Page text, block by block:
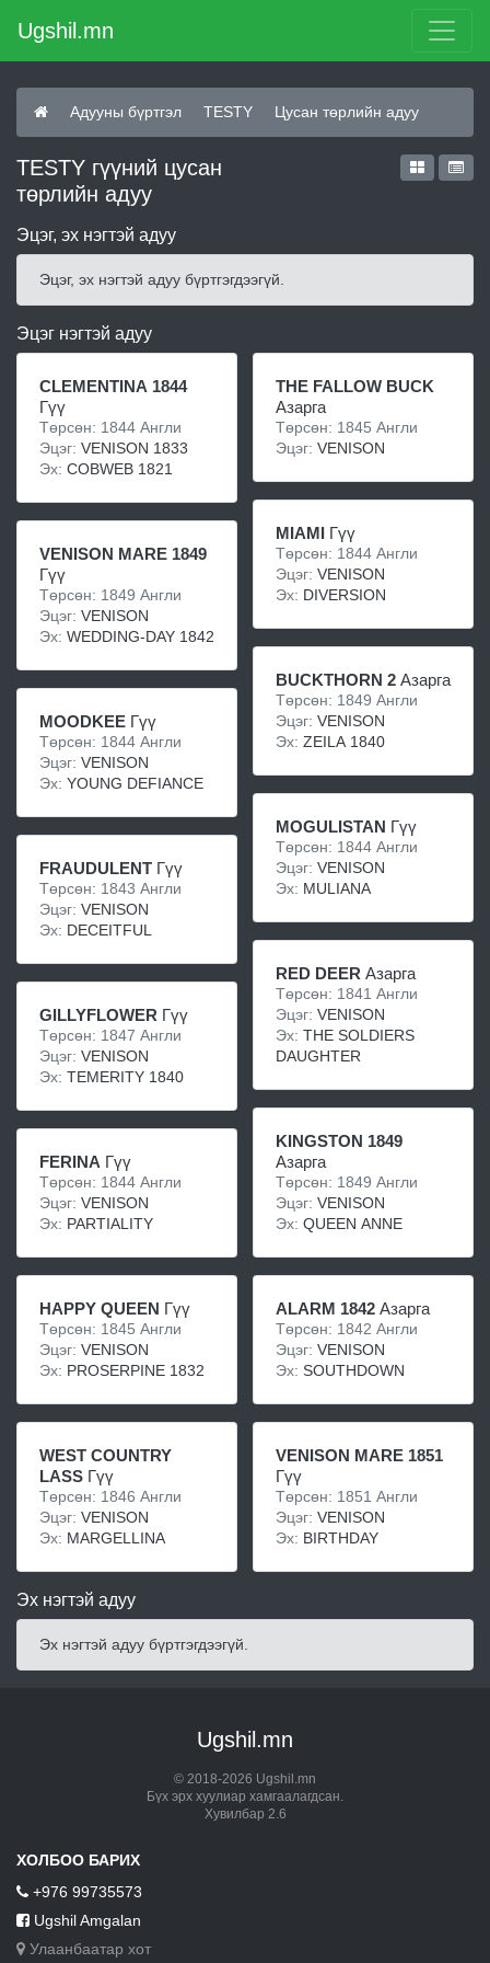
Ugshil.mn
Адууны бүртгэл TESTY Цусан төрлийн адуу
TESTY гүүний цусан
төрлийн адуу
Эцэг, эх нэгтэй адуу
Эцэг, эх нэгтэй адуу бүртгэгдээгүй.
Эцэг нэгтэй адуу
CLEMENTINA 1844
Гүү
Төрсөн: 1844 Англи
Эцэг: VENISON 1833
Эх: COBWEB 1821
VENISON MARE 1849
Гүү
Төрсөн: 1849 Англи
Эцэг: VENISON
Эх: WEDDING-DAY 1842
MOODKEE Гүү
Төрсөн: 1844 Англи
Эцэг: VENISON
Эх: YOUNG DEFIANCE
FRAUDULENT Гүү
Төрсөн: 1843 Англи
Эцэг: VENISON
Эх: DECEITFUL
GILLYFLOWER Гүү
Төрсөн: 1847 Англи
Эцэг: VENISON
Эх: TEMERITY 1840
FERINA Гүү
Төрсөн: 1844 Англи
Эцэг: VENISON
Эх: PARTIALITY
HAPPY QUEEN Гүү
Төрсөн: 1845 Англи
Эцэг: VENISON
Эх: PROSERPINE 1832
WEST COUNTRY
LASS Гүү
Төрсөн: 1846 Англи
Эцэг: VENISON
Эх: MARGELLINA
THE FALLOW BUCK
Азарга
Төрсөн: 1845 Англи
Эцэг: VENISON
MIAMI Гүү
Төрсөн: 1844 Англи
Эцэг: VENISON
Эх: DIVERSION
BUCKTHORN 2 Азарга
Төрсөн: 1849 Англи
Эцэг: VENISON
Эх: ZEILA 1840
MOGULISTAN Гүү
Төрсөн: 1844 Англи
Эцэг: VENISON
Эх: MULIANA
RED DEER Азарга
Төрсөн: 1841 Англи
Эцэг: VENISON
Эх: THE SOLDIERS
DAUGHTER
KINGSTON 1849
Азарга
Төрсөн: 1849 Англи
Эцэг: VENISON
Эх: QUEEN ANNE
ALARM 1842 Азарга
Төрсөн: 1842 Англи
Эцэг: VENISON
Эх: SOUTHDOWN
VENISON MARE 1851
Гүү
Төрсөн: 1851 Англи
Эцэг: VENISON
Эх: BIRTHDAY
Эх нэгтэй адуу
Эх нэгтэй адуу бүртгэгдээгүй.
Ugshil.mn
© 2018-2026 Ugshil.mn
Бүх эрх хуулиар хамгаалагдсан.
Хувилбар 2.6
ХОЛБОО БАРИХ
+976 99735573
Ugshil Amgalan
Улаанбаатар хот